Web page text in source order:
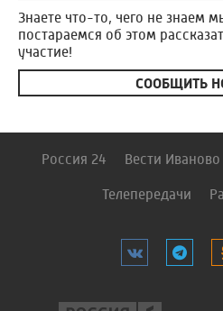
Знаете что-то, чего не знаем
постараемся об этом
участие!
СООБЩИТЬ
Россия 24 Вести Иваново
Телепередачи